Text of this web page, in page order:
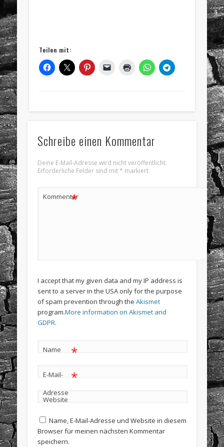
Teilen mit:
Schreibe einen Kommentar
Deine E-Mail-Adresse wird nicht veröffentlicht.
Erforderliche Felder sind mit* markiert
Kommentar
*
I accept that my given data and my IP address is
sent to a server in the USA only for the purpose
of spam prevention through the Akismet
program.More information on Akismet and
GDPR.
Name *
E-Mail-
Adresse
*
Website
Name, E-Mail-Adresse und Website in diesem
Browser für meinen nächsten Kommentar
speichern.